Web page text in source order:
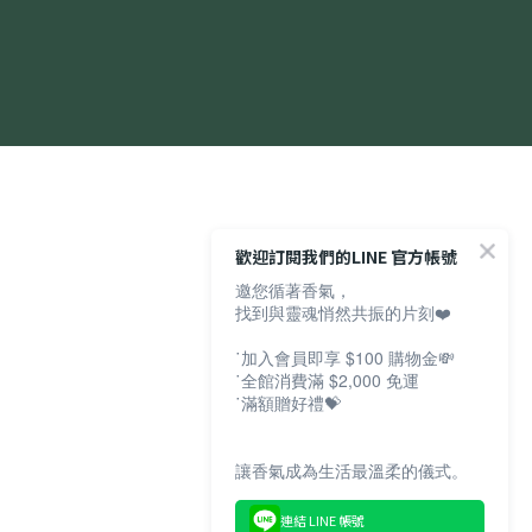
歡迎訂閱我們的LINE 官方帳號
邀您循著香氣，
找到與靈魂悄然共振的片刻❤️
˙加入會員即享 $100 購物金💸
˙全館消費滿 $2,000 免運
˙滿額贈好禮💝
讓香氣成為生活最溫柔的儀式。
連結 LINE 帳號